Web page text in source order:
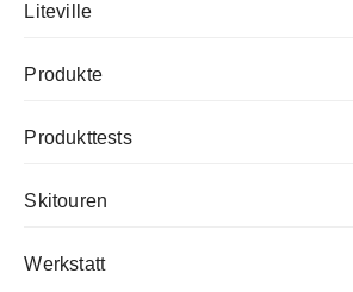
Liteville
Produkte
Produkttests
Skitouren
Werkstatt